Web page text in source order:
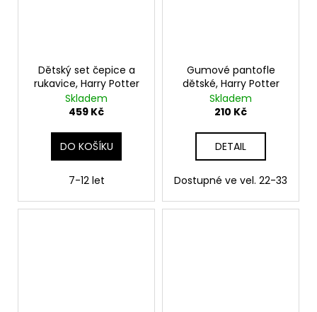
Dětský set čepice a
rukavice, Harry Potter
Skladem
459 Kč
DO KOŠÍKU
7-12 let
Gumové pantofle
dětské, Harry Potter
Skladem
210 Kč
DETAIL
Dostupné ve vel. 22-33